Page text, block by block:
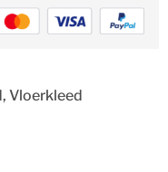
Vloerkleed